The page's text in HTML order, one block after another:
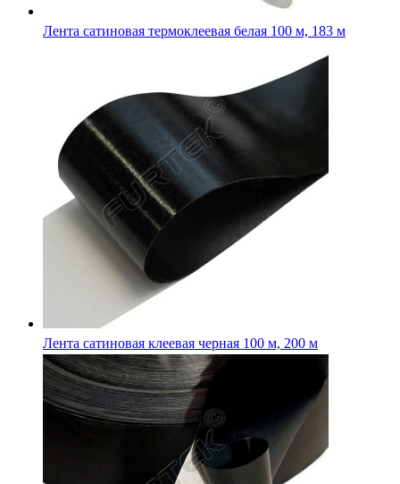
Лента сатиновая клеевая черная 100 м, 200 м
Лента сатиновая клеевая 100 м, 200 м с усиленным
слоем